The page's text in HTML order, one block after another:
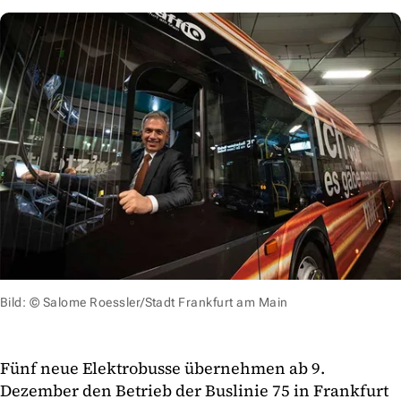
Bild: © Salome Roessler/Stadt Frankfurt am Main
Fünf neue Elektrobusse übernehmen ab 9.
Dezember den Betrieb der Buslinie 75 in Frankfurt